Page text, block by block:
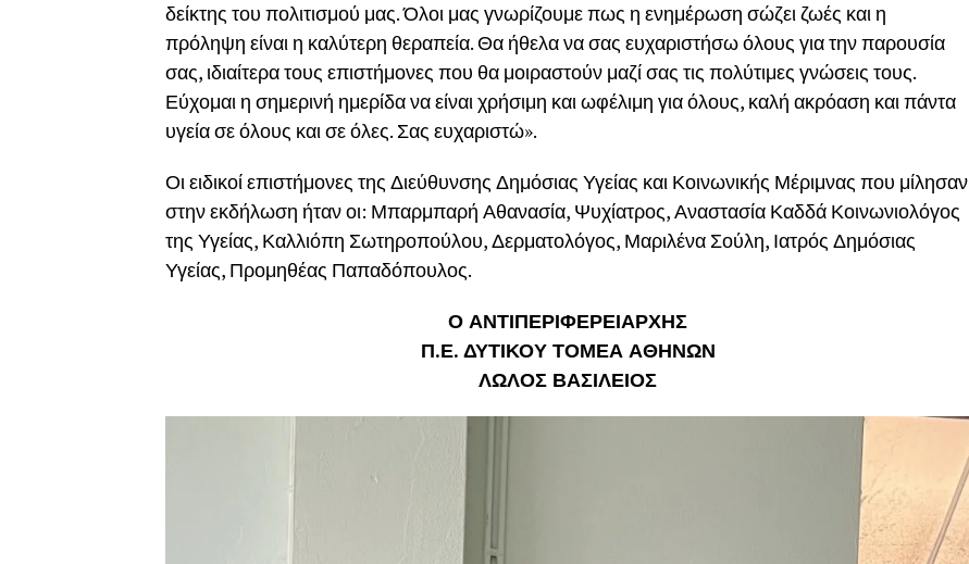
δείκτης του πολιτισμού μας. Όλοι μας γνωρίζουμε πως η ενημέρωση σώζει ζωές και η
πρόληψη είναι η καλύτερη θεραπεία. Θα ήθελα να σας ευχαριστήσω όλους για την παρουσία
σας, ιδιαίτερα τους επιστήμονες που θα μοιραστούν μαζί σας τις πολύτιμες γνώσεις τους.
Εύχομαι η σημερινή ημερίδα να είναι χρήσιμη και ωφέλιμη για όλους, καλή ακρόαση και πάντα
υγεία σε όλους και σε όλες. Σας ευχαριστώ».
Οι ειδικοί επιστήμονες της Διεύθυνσης Δημόσιας Υγείας και Κοινωνικής Μέριμνας που μίλησαν
στην εκδήλωση ήταν οι: Μπαρμπαρή Αθανασία, Ψυχίατρος, Αναστασία Καδδά Κοινωνιολόγος
της Υγείας, Καλλιόπη Σωτηροπούλου, Δερματολόγος, Μαριλένα Σούλη, Ιατρός Δημόσιας
Υγείας, Προμηθέας Παπαδόπουλος.
Ο ΑΝΤΙΠΕΡΙΦΕΡΕΙΑΡΧΗΣ
Π.Ε. ΔΥΤΙΚΟΥ ΤΟΜΕΑ ΑΘΗΝΩΝ
ΛΩΛΟΣ ΒΑΣΙΛΕΙΟΣ